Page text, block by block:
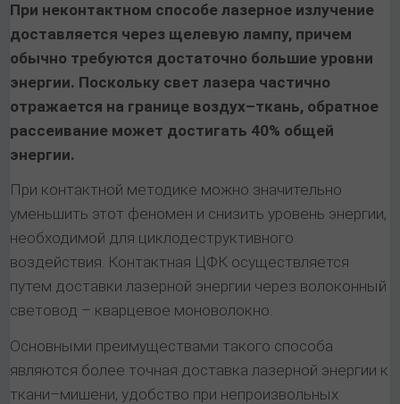
При неконтактном способе лазерное излучение
доставляется через щелевую лампу, причем
обычно требуются достаточно большие уровни
энергии. Поскольку свет лазера частично
отражается на границе воздух–ткань, обратное
рассеивание может достигать 40% общей
энергии.
При контактной методике можно значительно
уменьшить этот феномен и снизить уровень энергии,
необходимой для циклодеструктивного
воздействия. Контактная ЦФК осуществляется
путем доставки лазерной энергии через волоконный
световод – кварцевое моноволокно.
Основными преимуществами такого способа
являются более точная доставка лазерной энергии к
ткани–мишени, удобство при непроизвольных